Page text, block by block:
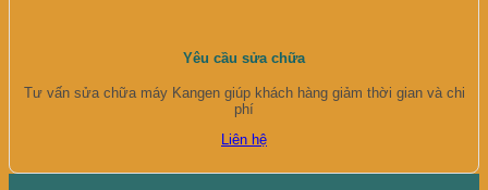
Yêu cầu sửa chữa
Tư vấn sửa chữa máy Kangen giúp khách hàng giảm thời gian và chi
phí
Liên hệ